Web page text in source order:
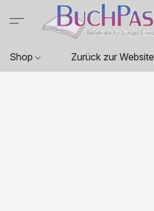
Shop Zurück zur Website